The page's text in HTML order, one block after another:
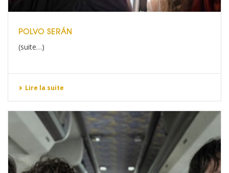
POLVO SERÁN
(suite…)
Lire la suite